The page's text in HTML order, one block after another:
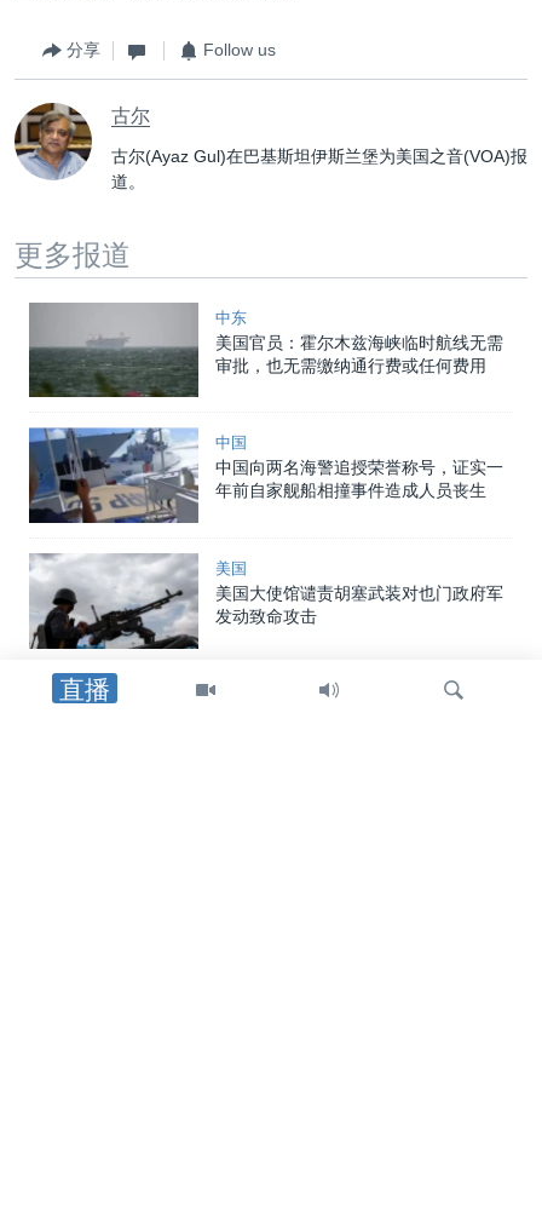
直播
分享 Follow us
古尔
古尔(Ayaz Gul)在巴基斯坦伊斯兰堡为美国之音(VOA)报
道。
更多报道
中东
美国官员：霍尔木兹海峡临时航线无需
审批，也无需缴纳通行费或任何费用
中国
中国向两名海警追授荣誉称号，证实一
年前自家舰船相撞事件造成人员丧生
美国
美国大使馆谴责胡塞武装对也门政府军
发动致命攻击